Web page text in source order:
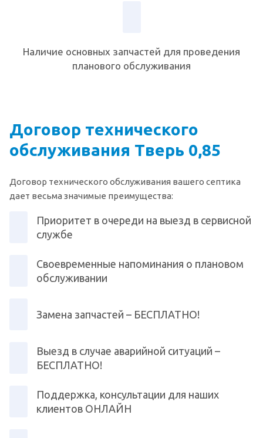
Наличие основных запчастей для проведения
планового обслуживания
Договор технического
обслуживания Тверь 0,85
Договор технического обслуживания вашего септика
дает весьма значимые преимущества:
Приоритет в очереди на выезд в сервисной
службе
Своевременные напоминания о плановом
обслуживании
Замена запчастей – БЕСПЛАТНО!
Выезд в случае аварийной ситуаций –
БЕСПЛАТНО!
Поддержка, консультации для наших
клиентов ОНЛАЙН